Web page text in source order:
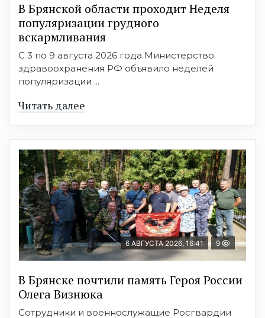
В Брянской области проходит Неделя
популяризации грудного
вскармливания
С 3 по 9 августа 2026 года Министерство
здравоохранения РФ объявило неделей
популяризации ...
Читать далее
6 АВГУСТА 2026, 16:41 9
В Брянске почтили память Героя России
Олега Визнюка
Сотрудники и военнослужащие Росгвардии